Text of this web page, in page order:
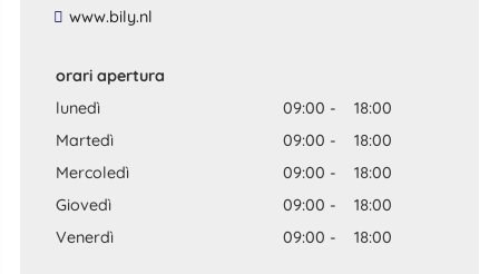
​www​.​bily​.​nl​
orari apertura
lunedì
09:00 -
18:00
Martedì
09:00 -
18:00
Mercoledì
09:00 -
18:00
Giovedì
09:00 -
18:00
Venerdì
09:00 - 18:00